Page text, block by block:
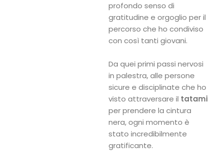
profondo senso di
gratitudine e orgoglio per il
percorso che ho condiviso
con così tanti giovani.
Da quei primi passi nervosi
in palestra, alle persone
sicure e disciplinate che ho
visto attraversare il tatami
per prendere la cintura
nera, ogni momento è
stato incredibilmente
gratificante.